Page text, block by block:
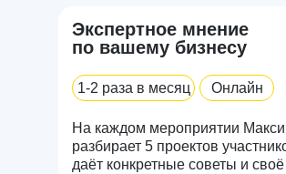
Экспертное мнение
по вашему бизнесу
На каждом мероприятии
разбирает 5 проектов
даёт конкретные советы и своё
Онлайн
1-2 раза в месяц